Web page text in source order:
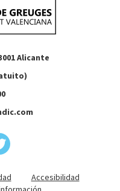
Alicante
Accesibilidad